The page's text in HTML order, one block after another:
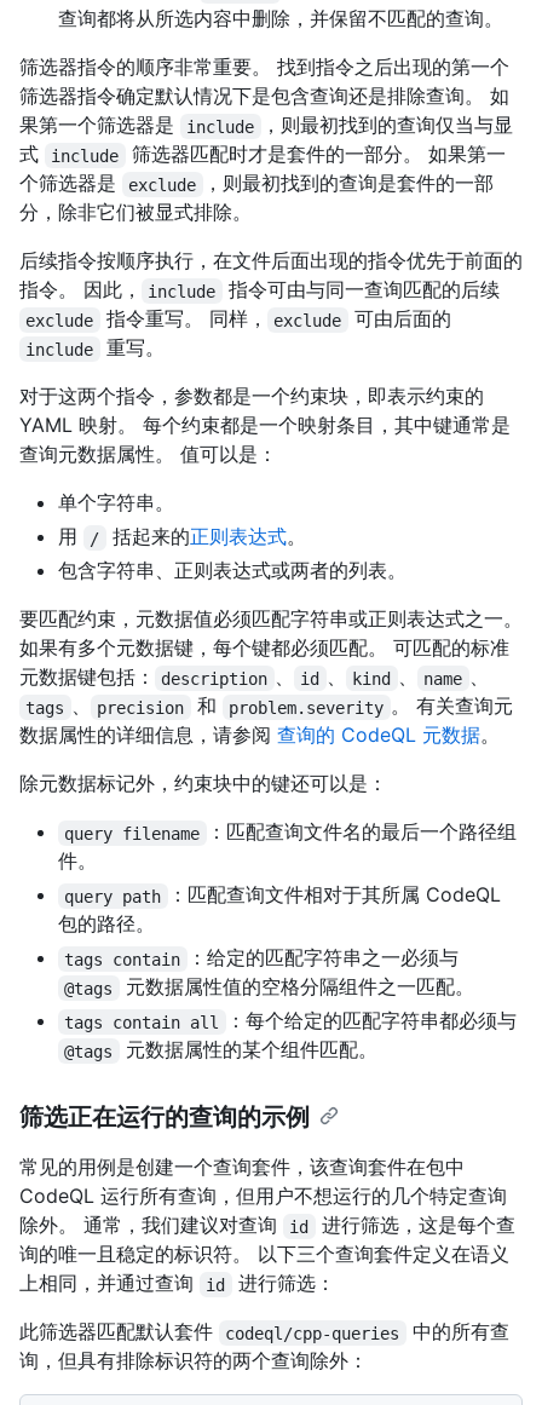
查询都将从所选内容中删除，并保留不匹配的查询。
筛选器指令的顺序非常重要。 找到指令之后出现的第一个
筛选器指令确定默认情况下是包含查询还是排除查询。 如
果第一个筛选器是
include
，则最初找到的查询仅当与显
式
include
筛选器匹配时才是套件的一部分。 如果第一
个筛选器是
exclude
，则最初找到的查询是套件的一部
分，除非它们被显式排除。
后续指令按顺序执行，在文件后面出现的指令优先于前面的
指令。 因此，
include 指令可由与同一查询匹配的后续
exclude 指令重写。 同样， exclude 可由后面的
include
重写。
对于这两个指令，参数都是一个约束块，即表示约束的
YAML 映射。 每个约束都是一个映射条目，其中键通常是
查询元数据属性。 值可以是：
单个字符串。
用
/ 括起来的正则表达式。
包含字符串、正则表达式或两者的列表。
要匹配约束，元数据值必须匹配字符串或正则表达式之一。
如果有多个元数据键，每个键都必须匹配。 可匹配的标准
元数据键包括：
description 、 id 、 kind 、 name 、
tags 、 precision 和 problem.severity 。 有关查询元
数据属性的详细信息，请参阅 查询的 CodeQL 元数据。
除元数据标记外，约束块中的键还可以是：
query filename
：匹配查询文件名的最后一个路径组
件。
query path
：匹配查询文件相对于其所属 CodeQL
包的路径。
tags contain ：给定的匹配字符串之一必须与
@tags 元数据属性值的空格分隔组件之一匹配。
tags contain all ：每个给定的匹配字符串都必须与
@tags 元数据属性的某个组件匹配。
筛选正在运行的查询的示例
常见的用例是创建一个查询套件，该查询套件在包中
CodeQL 运行所有查询，但用户不想运行的几个特定查询
除外。 通常，我们建议对查询
id
进行筛选，这是每个查
询的唯一且稳定的标识符。 以下三个查询套件定义在语义
上相同，并通过查询
id
进行筛选：
此筛选器匹配默认套件
codeql/cpp-queries
中的所有查
询，但具有排除标识符的两个查询除外：